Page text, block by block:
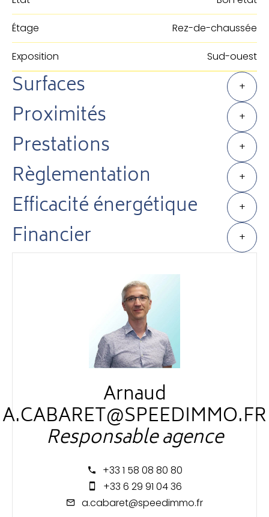
Étage Rez-de-chaussée
Exposition Sud-ouest
Surfaces +
Proximités +
Prestations +
Règlementation +
Efficacité énergétique +
Financier +
Arnaud
A.CABARET@SPEEDIMMO.FR
Responsable agence
+33 1 58 08 80 80
+33 6 29 91 04 36
a.cabaret@speedimmo.fr